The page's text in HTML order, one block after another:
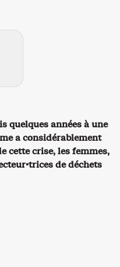
quelques années à une
a considérablement
cette crise, les femmes,
de déchets